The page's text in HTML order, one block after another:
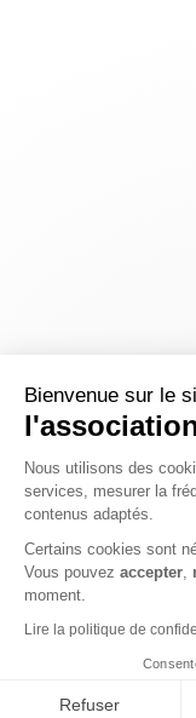
Bienvenue sur le
Nous utilisons des
services, mesurer la
contenus adaptés.
Certains cookies sont
Vous pouvez accepter
moment.
Lire la politique de
Refuser